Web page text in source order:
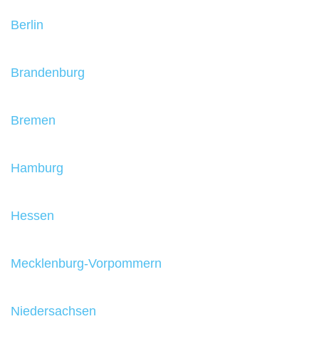
Berlin
Brandenburg
Bremen
Hamburg
Hessen
Mecklenburg-Vorpommern
Niedersachsen